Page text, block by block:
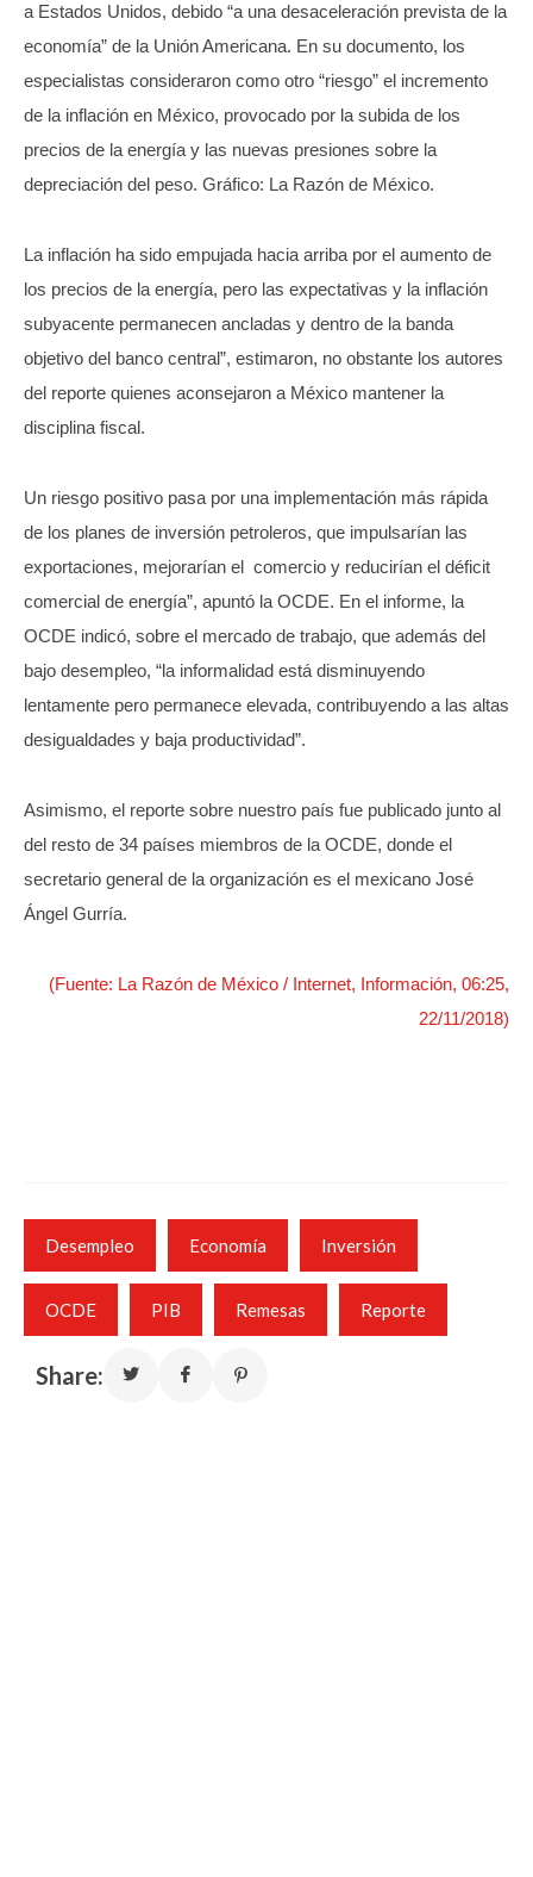
a Estados Unidos, debido “a una desaceleración prevista de la
economía” de la Unión Americana. En su documento, los
especialistas consideraron como otro “riesgo” el incremento
de la inflación en México, provocado por la subida de los
precios de la energía y las nuevas presiones sobre la
depreciación del peso. Gráfico: La Razón de México.
La inflación ha sido empujada hacia arriba por el aumento de
los precios de la energía, pero las expectativas y la inflación
subyacente permanecen ancladas y dentro de la banda
objetivo del banco central”, estimaron, no obstante los autores
del reporte quienes aconsejaron a México mantener la
disciplina fiscal.
Un riesgo positivo pasa por una implementación más rápida
de los planes de inversión petroleros, que impulsarían las
exportaciones, mejorarían el comercio y reducirían el déficit
comercial de energía”, apuntó la OCDE. En el informe, la
OCDE indicó, sobre el mercado de trabajo, que además del
bajo desempleo, “la informalidad está disminuyendo
lentamente pero permanece elevada, contribuyendo a las altas
desigualdades y baja productividad”.
Asimismo, el reporte sobre nuestro país fue publicado junto al
del resto de 34 países miembros de la OCDE, donde el
secretario general de la organización es el mexicano José
Ángel Gurría.
(Fuente: La Razón de México / Internet, Información, 06:25,
22/11/2018)
Desempleo Economía Inversión
OCDE PIB Remesas Reporte
Share: